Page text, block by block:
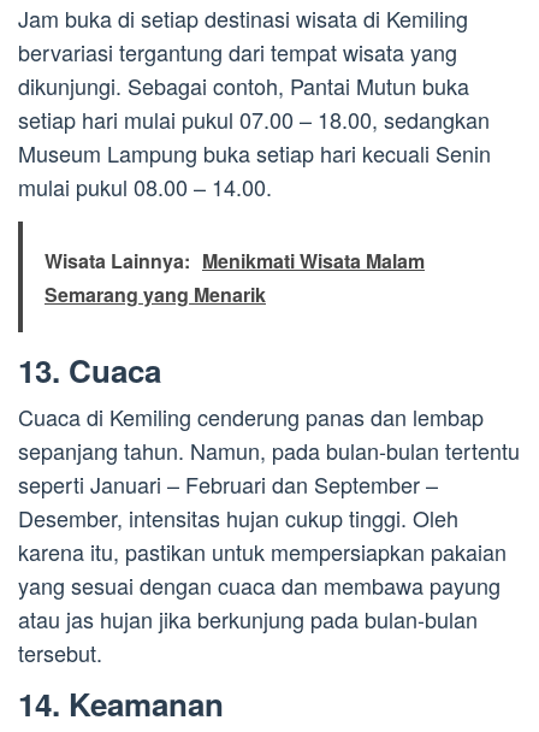
Jam buka di setiap destinasi wisata di Kemiling
bervariasi tergantung dari tempat wisata yang
dikunjungi. Sebagai contoh, Pantai Mutun buka
setiap hari mulai pukul 07.00 – 18.00, sedangkan
Museum Lampung buka setiap hari kecuali Senin
mulai pukul 08.00 – 14.00.
Wisata Lainnya: Menikmati Wisata Malam
Semarang yang Menarik
13. Cuaca
Cuaca di Kemiling cenderung panas dan lembap
sepanjang tahun. Namun, pada bulan-bulan tertentu
seperti Januari – Februari dan September –
Desember, intensitas hujan cukup tinggi. Oleh
karena itu, pastikan untuk mempersiapkan pakaian
yang sesuai dengan cuaca dan membawa payung
atau jas hujan jika berkunjung pada bulan-bulan
tersebut.
14. Keamanan